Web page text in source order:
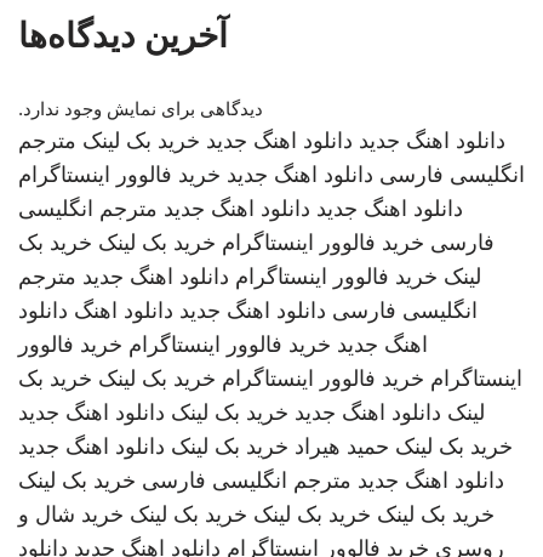
آخرین دیدگاه‌ها
دیدگاهی برای نمایش وجود ندارد.
دانلود اهنگ جدید دانلود اهنگ جدید خرید بک لینک مترجم
انگلیسی فارسی دانلود اهنگ جدید خرید فالوور اینستاگرام
دانلود اهنگ جدید دانلود اهنگ جدید مترجم انگلیسی
فارسی خرید فالوور اینستاگرام خرید بک لینک خرید بک
لینک خرید فالوور اینستاگرام دانلود اهنگ جدید مترجم
انگلیسی فارسی دانلود اهنگ جدید دانلود اهنگ دانلود
اهنگ جدید خرید فالوور اینستاگرام خرید فالوور
اینستاگرام خرید فالوور اینستاگرام خرید بک لینک خرید بک
لینک دانلود اهنگ جدید خرید بک لینک دانلود اهنگ جدید
خرید بک لینک حمید هیراد خرید بک لینک دانلود اهنگ جدید
دانلود اهنگ جدید مترجم انگلیسی فارسی خرید بک لینک
خرید بک لینک خرید بک لینک خرید بک لینک خرید شال و
روسری خرید فالوور اینستاگرام دانلود اهنگ جدید دانلود